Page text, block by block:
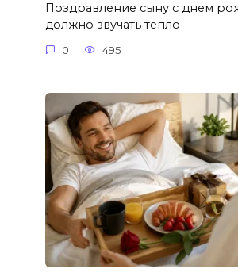
Поздравление сыну с днем
должно звучать тепло
0 495